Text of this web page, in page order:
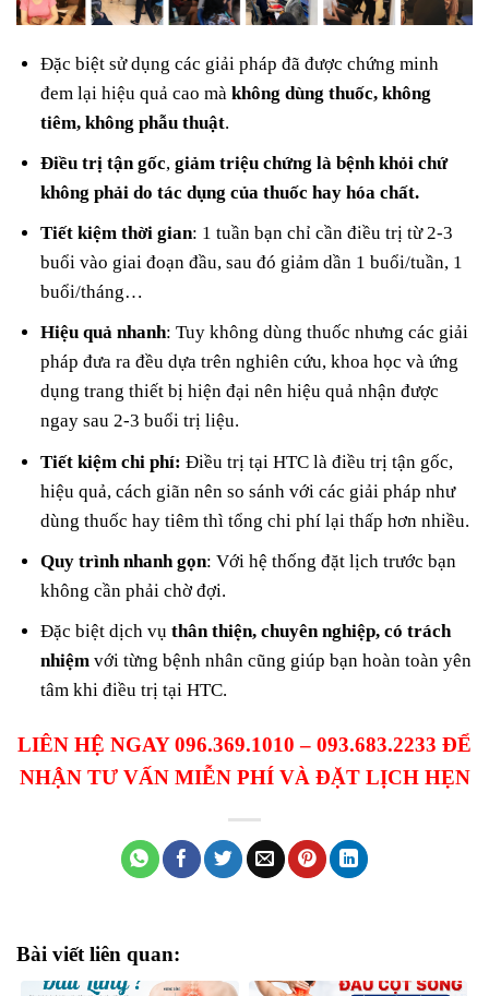
Đặc biệt sử dụng các giải pháp đã được chứng minh
đem lại hiệu quả cao màkhông dùng thuốc, không
tiêm, không phẫu thuật.
Điều trị tận gốc,giảm triệu chứng là bệnh khỏi chứ
không phải do tác dụng của thuốc hay hóa chất.
Tiết kiệm thời gian: 1 tuần bạn chỉ cần điều trị từ 2-3
buổi vào giai đoạn đầu, sau đó giảm dần 1 buổi/tuần, 1
buổi/tháng…
Hiệu quả nhanh: Tuy không dùng thuốc nhưng các giải
pháp đưa ra đều dựa trên nghiên cứu, khoa học và ứng
dụng trang thiết bị hiện đại nên hiệu quả nhận được
ngay sau 2-3 buổi trị liệu.
Tiết kiệm chi phí: Điều trị tại HTC là điều trị tận gốc,
hiệu quả, cách giãn nên so sánh với các giải pháp như
dùng thuốc hay tiêm thì tổng chi phí lại thấp hơn nhiều.
Quy trình nhanh gọn: Với hệ thống đặt lịch trước bạn
không cần phải chờ đợi.
Đặc biệt dịch vụthân thiện, chuyên nghiệp, có trách
nhiệm với từng bệnh nhân cũng giúp bạn hoàn toàn yên
tâm khi điều trị tại HTC.
LIÊN HỆ NGAY 096.369.1010 – 093.683.2233 ĐỂ
NHẬN TƯ VẤN MIỄN PHÍ VÀ ĐẶT LỊCH HẸN
Bài viết liên quan: